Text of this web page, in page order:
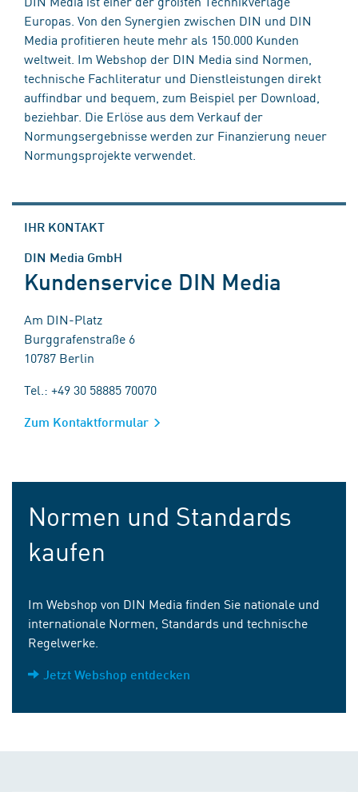
Europas. Von den Synergien zwischen DIN und DIN
Media profitieren heute mehr als 150.000 Kunden
weltweit. Im Webshop der DIN Media sind Normen,
technische Fachliteratur und Dienstleistungen direkt
auffindbar und bequem, zum Beispiel per Download,
beziehbar. Die Erlöse aus dem Verkauf der
Normungsergebnisse werden zur Finanzierung neuer
Normungsprojekte verwendet.
IHR KONTAKT
DIN Media GmbH
Kundenservice DIN Media
Am DIN-Platz
Burggrafenstraße 6
10787 Berlin
Tel.: +49 30 58885 70070
Zum Kontaktformular
Normen und Standards
kaufen
Im Webshop von DIN Media finden Sie nationale und
internationale Normen, Standards und technische
Regelwerke.
Jetzt Webshop entdecken